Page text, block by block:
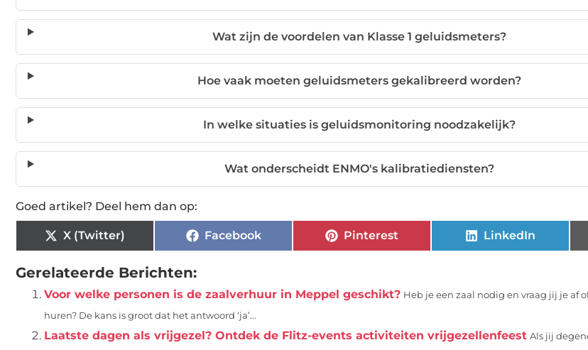
Wat zijn de voordelen van Klasse 1 geluidsmeters?
Hoe vaak moeten geluidsmeters gekalibreerd worden?
In welke situaties is geluidsmonitoring noodzakelijk?
Wat onderscheidt ENMO's kalibratiediensten?
Goed artikel? Deel hem dan op:
X (Twitter) Facebook Pinterest LinkedIn
Gerelateerde Berichten:
Voor welke personen is de zaalverhuur in Meppel geschikt? Heb je een zaal nodig en vraag jij je af
huren? De kans is groot dat het antwoord ‘ja’...
Laatste dagen als vrijgezel? Ontdek de Flitz-events activiteiten vrijgezellenfeest Als jij